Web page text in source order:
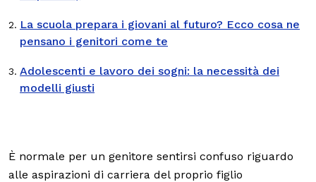
La scuola prepara i giovani al futuro? Ecco cosa ne
pensano i genitori come te
Adolescenti e lavoro dei sogni: la necessità dei
modelli giusti
È normale per un genitore sentirsi confuso riguardo
alle aspirazioni di carriera del proprio figlio